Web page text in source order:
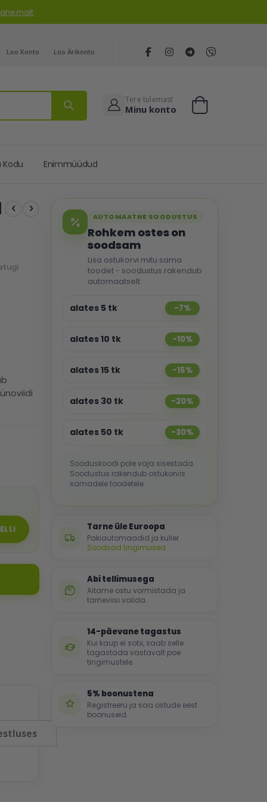
Loo Ärikonto
Loo Konto
Tere tulemast
Minu konto Cart
Kodu Enimmüüdud
AUTOMAATNE SOODUSTUS
Rohkem ostes on
soodsam
Lisa ostukorvi mitu sama
toodet - soodustus rakendub
automaatselt.
alates 5 tk -7%
alates 10 tk -10%
alates 15 tk -15%
alates 30 tk -20%
alates 50 tk -30%
Sooduskoodi pole vaja sisestada.
Soodustus rakendub ostukorvis
samadele toodetele.
Tarne üle Euroopa
Pakiautomaadid ja kuller.
Soodsad tingimused
Abi tellimusega
Aitame ostu vormistada ja
tarneviisi valida.
14-päevane tagastus
Kui kaup ei sobi, saab selle
tagastada vastavalt poe
tingimustele.
5% boonustena
Registreeru ja saa ostude eest
boonuseid.